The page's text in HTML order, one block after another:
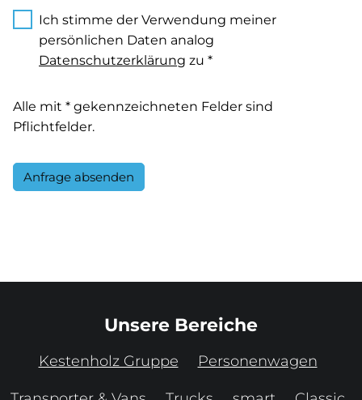
Ich stimme der Verwendung meiner
persönlichen Daten analog
Datenschutzerklärung zu *
Alle mit * gekennzeichneten Felder sind
Pflichtfelder.
Anfrage absenden
Unsere Bereiche
Kestenholz Gruppe Personenwagen